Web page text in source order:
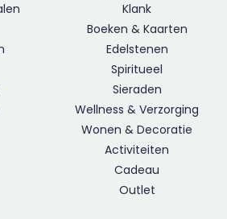
Klank
Boeken & Kaarten
Edelstenen
Spiritueel
Sieraden
Wellness & Verzorging
Wonen & Decoratie
Activiteiten
Cadeau
Outlet